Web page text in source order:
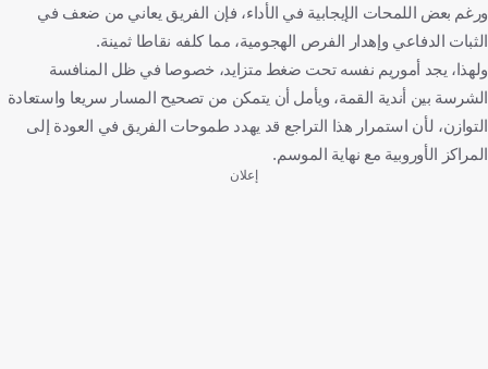
ورغم بعض اللمحات الإيجابية في الأداء، فإن الفريق يعاني من ضعف في
الثبات الدفاعي وإهدار الفرص الهجومية، مما كلفه نقاطا ثمينة.
ولهذا، يجد أموريم نفسه تحت ضغط متزايد، خصوصا في ظل المنافسة
الشرسة بين أندية القمة، ويأمل أن يتمكن من تصحيح المسار سريعا واستعادة
التوازن، لأن استمرار هذا التراجع قد يهدد طموحات الفريق في العودة إلى
المراكز الأوروبية مع نهاية الموسم.
إعلان